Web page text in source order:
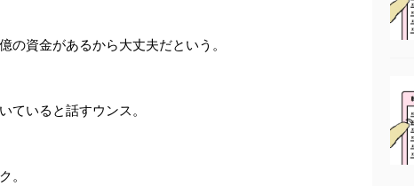
の資金があるから大丈夫だという。
ていると話すウンス。
。